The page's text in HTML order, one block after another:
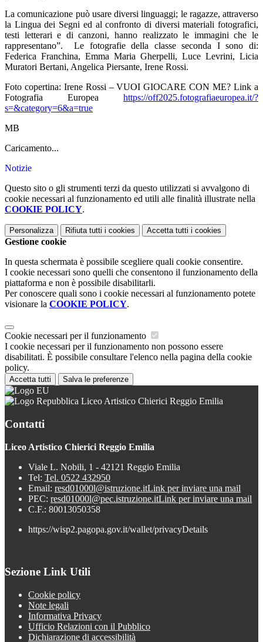
La comunicazione può usare diversi linguaggi; le ragazze, attraverso
la Lingua dei Segni ed al confronto di diversi materiali fotografici,
testi letterari e di canzoni, hanno realizzato le immagini che le
rappresentano”. Le fotografie della classe seconda I sono di:
Federica Franchina, Emma Maria Gherpelli, Luce Levrini, Licia
Muratori Bertani, Angelica Piersante, Irene Rossi.
Foto copertina: Irene Rossi – VUOI GIOCARE CON ME? Link a
Fotografia Europea
https://off2025.fotografiaeuropea.it/?
s=&category=6&a=true
MB
Caricamento...
Notizie
Questo sito o gli strumenti terzi da questo utilizzati si avvalgono di
cookie necessari al funzionamento ed utili alle finalità illustrate nella
COOKIE POLICY.
Personalizza Rifiuta tutti i cookies Accetta tutti i cookies
Gestione cookie
In questa schermata è possibile scegliere quali cookie consentire.
I cookie necessari sono quelli che consentono il funzionamento della
piattaforma e non è possibile disabilitarli.
Per conoscere quali sono i cookie necessari al funzionamento potete
visionare la COOKIE POLICY.
Cookie necessari per il funzionamento
I cookie necessari per il funzionamento non possono essere
disabilitati. È possibile consultare l'elenco nella pagina della cookie
policy.
Accetta tutti Salva le preferenze
Liceo Artistico Chierici Reggio Emilia
Contatti
Liceo Artistico Chierici Reggio Emilia
Viale L. Nobili, 1 - 42121 Reggio Emilia
Tel: Tel. 0522 432950
Email: resd01000l@istruzione.itLink per inviare una mail
PEC: resd01000l@pec.istruzione.itLink per inviare una mail
C.F.: 80013050358
https://wisp2.pagopa.gov.it/wallet/privacyDetails
Sezione Link Utili
Cookie policy
Note legali
Informativa Privacy
Ufficio Relazioni con il Pubblico
Dichiarazione di accessibilità